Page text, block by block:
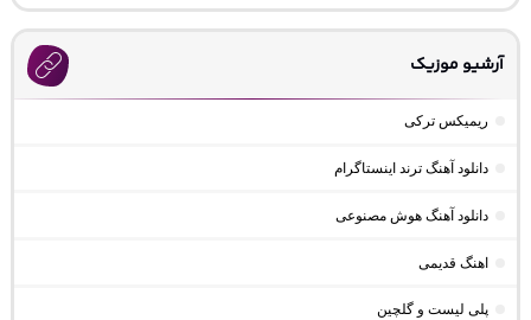
آرشیو موزیک
ریمیکس ترکی
دانلود آهنگ ترند اینستاگرام
دانلود آهنگ هوش مصنوعی
اهنگ قدیمی
پلی لیست و گلچین